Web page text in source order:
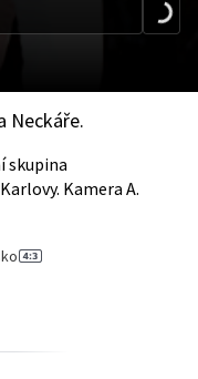
Neckáře.
skupina
Kamera A.